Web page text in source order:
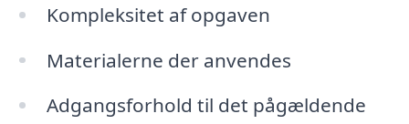
Kompleksitet af opgaven
Materialerne der anvendes
Adgangsforhold til det pågældende